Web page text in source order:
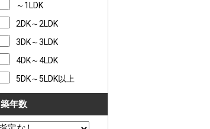
～1LDK
2DK～2LDK
3DK～3LDK
4DK～4LDK
5DK～5LDK以上
築年数